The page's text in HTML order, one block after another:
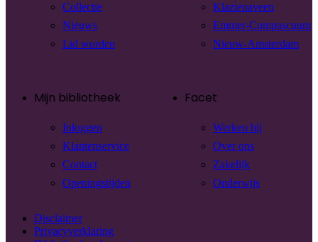
Collectie
Nieuws
Lid worden
Klazienaveen
Emmer-Compascuum
Nieuw-Amsterdam
Mijn bibliotheek
Inloggen
Klantenservice
Contact
Openingstijden
Facet
Werken bij
Over ons
Zakelijk
Onderwijs
Disclaimer
Privacyverklaring